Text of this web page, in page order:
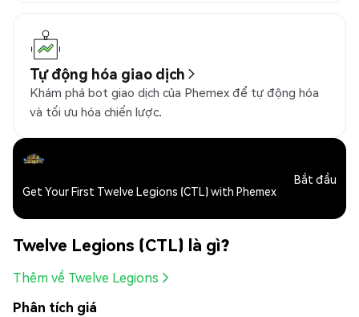
Tự động hóa giao dịch
Khám phá bot giao dịch của Phemex để tự động hóa
và tối ưu hóa chiến lược.
Get Your First Twelve Legions (CTL) with Phemex
Bắt đầu
Twelve Legions (CTL) là gì?
Thêm về Twelve Legions
Phân tích giá